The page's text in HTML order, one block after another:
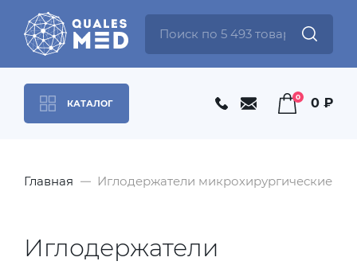
КАТАЛОГ
0 0 ₽
Главная Иглодержатели микрохирургические
Иглодержатели